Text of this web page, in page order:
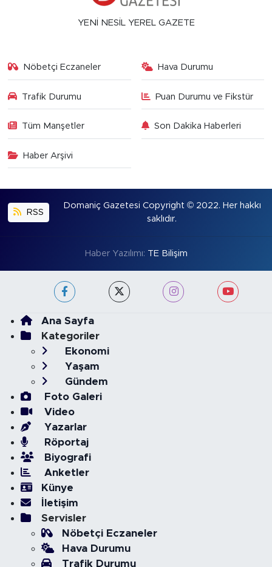
YENİ NESİL YEREL GAZETE
Nöbetçi Eczaneler Hava Durumu
Trafik Durumu Puan Durumu ve Fikstür
Tüm Manşetler Son Dakika Haberleri
Haber Arşivi
RSS
Domaniç Gazetesi Copyright © 2022. Her hakkı
saklıdır.
Haber Yazılımı: TE Bilişim
Ana Sayfa
Kategoriler
Ekonomi
Yaşam
Gündem
Foto Galeri
Video
Yazarlar
Röportaj
Biyografi
Anketler
Künye
İletişim
Servisler
Nöbetçi Eczaneler
Hava Durumu
Trafik Durumu